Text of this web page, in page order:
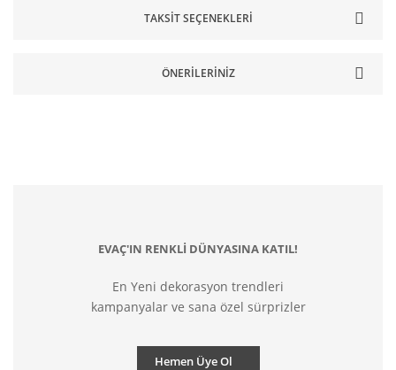
TAKSIT SEÇENEKLERI
ÖNERILERINIZ
EVAÇ'IN RENKLİ DÜNYASINA KATIL!
En Yeni dekorasyon trendleri
kampanyalar ve sana özel sürprizler
Hemen Üye Ol